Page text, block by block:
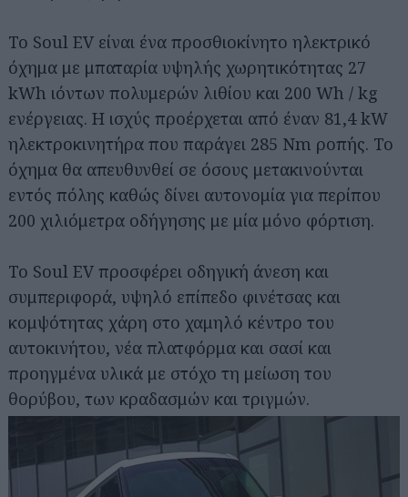
Το Soul EV είναι ένα προσθιοκίνητο ηλεκτρικό
όχημα με μπαταρία υψηλής χωρητικότητας 27
kWh ιόντων πολυμερών λιθίου και 200 Wh / kg
ενέργειας. Η ισχύς προέρχεται από έναν 81,4 kW
ηλεκτροκινητήρα που παράγει 285 Nm ροπής. Το
όχημα θα απευθυνθεί σε όσους μετακινούνται
εντός πόλης καθώς δίνει αυτονομία για περίπου
200 χιλιόμετρα οδήγησης με μία μόνο φόρτιση.
Το Soul EV προσφέρει οδηγική άνεση και
συμπεριφορά, υψηλό επίπεδο φινέτσας και
κομψότητας χάρη στο χαμηλό κέντρο του
αυτοκινήτου, νέα πλατφόρμα και σασί και
προηγμένα υλικά με στόχο τη μείωση του
θορύβου, των κραδασμών και τριγμών.